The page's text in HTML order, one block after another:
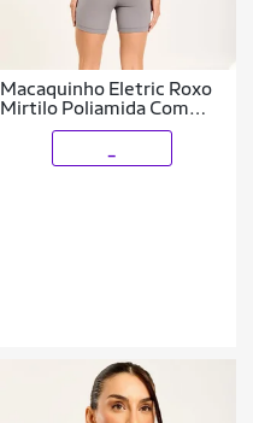
Macaquinho Eletric Roxo
Mirtilo Poliamida Com
Bojo Donna Carioca